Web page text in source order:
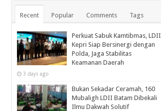
Recent Popular Comments Tags
Perkuat Sabuk Kamtibmas, LDII
Kepri Siap Bersinergi dengan
Polda, Jaga Stabilitas
Keamanan Daerah
3 days ago
Bukan Sekadar Ceramah, 160
Mubaligh LDII Batam Dibekali
Ilmu Dakwah Solutif